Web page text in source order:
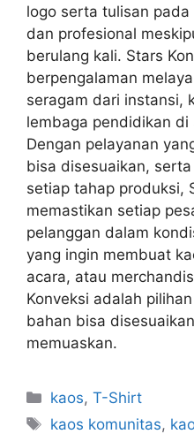
logo serta tulisan
dan profesional
berulang kali. Stars
berpengalaman
seragam dari instansi,
lembaga pendidikan di
Dengan pelayanan
bisa disesuaikan,
setiap tahap produksi,
memastikan setiap
pelanggan dalam
yang ingin membuat
acara, atau
Konveksi adalah
bahan bisa
memuaskan.
kaos,T-Shirt
kaos komunitas,